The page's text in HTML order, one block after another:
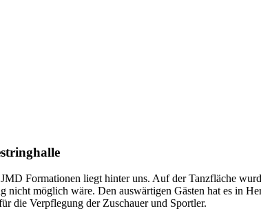
Formationen liegt hinter uns. Auf der Tanzfläche
nicht möglich wäre. Den auswärtigen Gästen hat es in
die Verpflegung der Zuschauer und Sportler.